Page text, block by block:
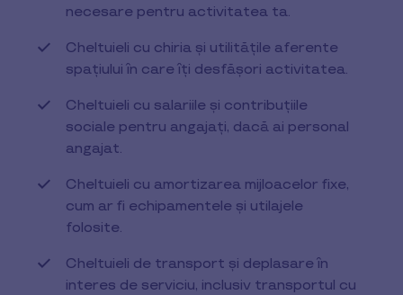
necesare pentru activitatea ta.
Cheltuieli cu chiria și utilitățile aferente
spațiului în care îți desfășori activitatea.
Cheltuieli cu salariile și contribuțiile
sociale pentru angajați, dacă ai personal
angajat.
Cheltuieli cu amortizarea mijloacelor fixe,
cum ar fi echipamentele și utilajele
folosite.
Cheltuieli de transport și deplasare în
interes de serviciu, inclusiv transportul cu